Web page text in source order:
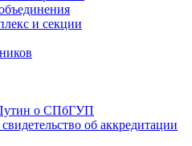
и секции
о СПбГУП
об аккредитации